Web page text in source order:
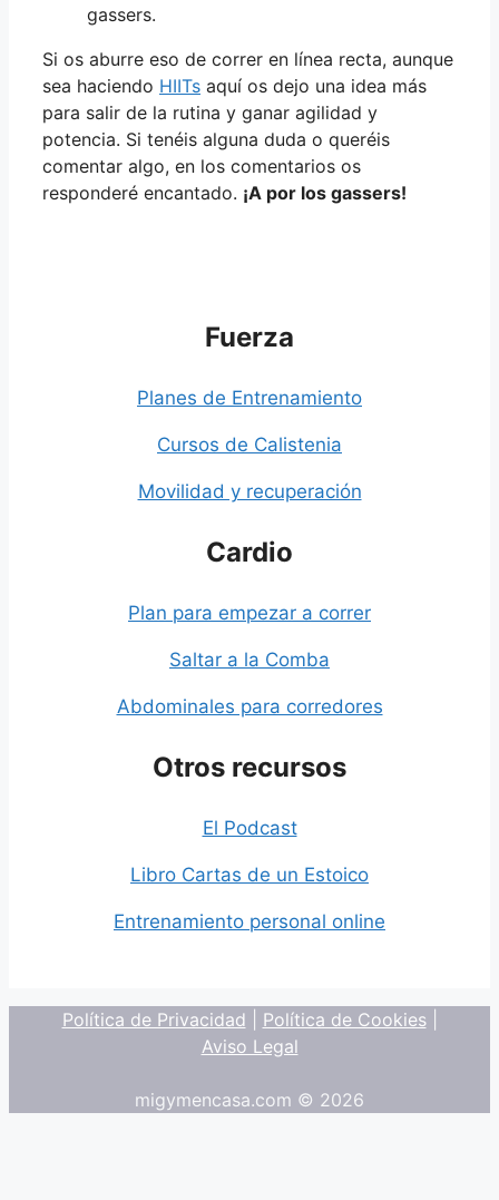
gassers.
Si os aburre eso de correr en línea recta, aunque
sea haciendo HIITs aquí os dejo una idea más
para salir de la rutina y ganar agilidad y
potencia. Si tenéis alguna duda o queréis
comentar algo, en los comentarios os
responderé encantado. ¡A por los gassers!
Fuerza
Planes de Entrenamiento
Cursos de Calistenia
Movilidad y recuperación
Cardio
Plan para empezar a correr
Saltar a la Comba
Abdominales para corredores
Otros recursos
El Podcast
Libro Cartas de un Estoico
Entrenamiento personal online
Política de Privacidad Política de Cookies|
Aviso Legal
migymencasa.com © 2026